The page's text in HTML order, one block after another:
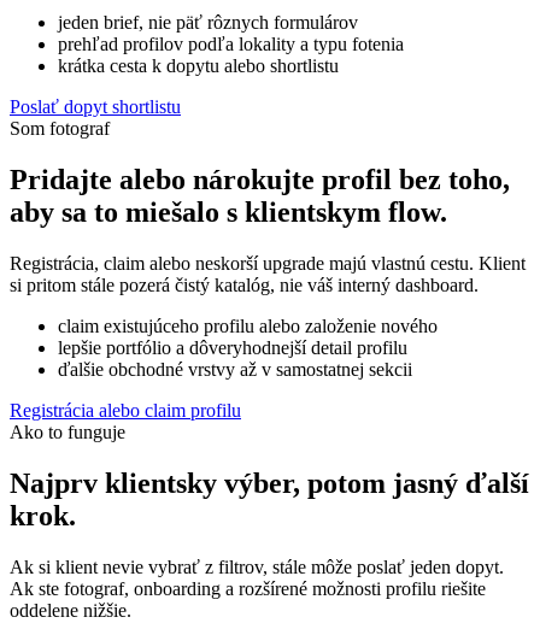
jeden brief, nie päť rôznych formulárov
prehľad profilov podľa lokality a typu fotenia
krátka cesta k dopytu alebo shortlistu
Poslať dopyt shortlistu
Som fotograf
Pridajte alebo nárokujte profil bez toho,
aby sa to miešalo s klientskym flow.
Registrácia, claim alebo neskorší upgrade majú vlastnú cestu. Klient
si pritom stále pozerá čistý katalóg, nie váš interný dashboard.
claim existujúceho profilu alebo založenie nového
lepšie portfólio a dôveryhodnejší detail profilu
ďalšie obchodné vrstvy až v samostatnej sekcii
Registrácia alebo claim profilu
Ako to funguje
Najprv klientsky výber, potom jasný ďalší
krok.
Ak si klient nevie vybrať z filtrov, stále môže poslať jeden dopyt.
Ak ste fotograf, onboarding a rozšírené možnosti profilu riešite
oddelene nižšie.